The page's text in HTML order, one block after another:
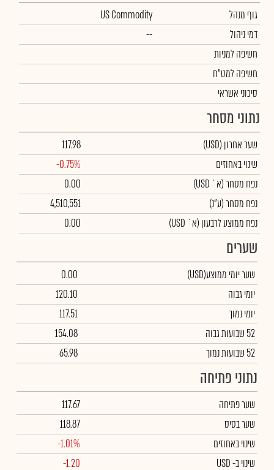
גוף מנהל
US Commodity
דמי ניהול
--
חשיפה למניות
חשיפה למט"ח
סיכוני אשראי
נתוני מסחר
שער אחרון (USD)
117.98
שינוי באחוזים
-0.75%
נפח מסחר(א` USD)
0.00
נפח מסחר(ע"נ)
4,510,551
נפח ממוצע לרבעון (א` USD)
0.00
שערים
שער יומי ממוצע(USD)
0.00
יומי גבוה
120.10
יומי נמוך
117.51
52 שבועות גבוה
154.08
52 שבועות נמוך
65.98
נתוני פתיחה
שער פתיחה
117.67
שער בסיס
118.87
שינוי באחוזים
-1.01%
שינויב- USD -1.20